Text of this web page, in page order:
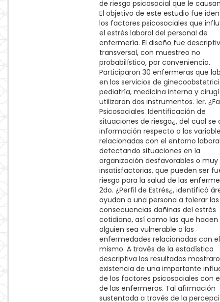
de riesgo psicosocial que le
El objetivo de este estudio fue
los factores psicosociales que
el estrés laboral del personal de
enfermería. El diseño fue
transversal, con muestreo no
probabilístico, por conveniencia.
Participaron 30 enfermeras que
en los servicios de
pediatría, medicina interna y
utilizaron dos instrumentos. 1er.
Psicosociales. Identificación de
situaciones de riesgo¿, del cual se
información respecto a las
relacionadas con el entorno
detectando situaciones en la
organización desfavorables o muy
insatisfactorias, que pueden ser
riesgo para la salud de las
2do. ¿Perfil de Estrés¿, identificó
ayudan a una persona a tolerar las
consecuencias dañinas del estrés
cotidiano, así como las que hacen
alguien sea vulnerable a las
enfermedades relacionadas con el
mismo. A través de la estadística
descriptiva los resultados
existencia de una importante
de los factores psicosociales con
de las enfermeras. Tal afirmación
sustentada a través de la